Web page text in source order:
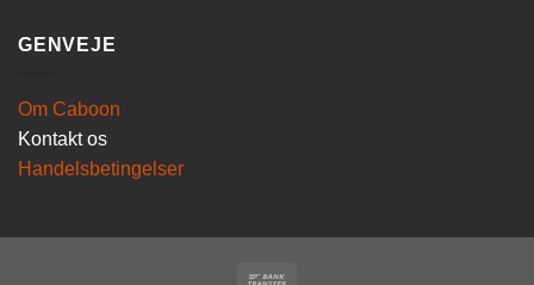
GENVEJE
Om Caboon
Kontakt os
Handelsbetingelser